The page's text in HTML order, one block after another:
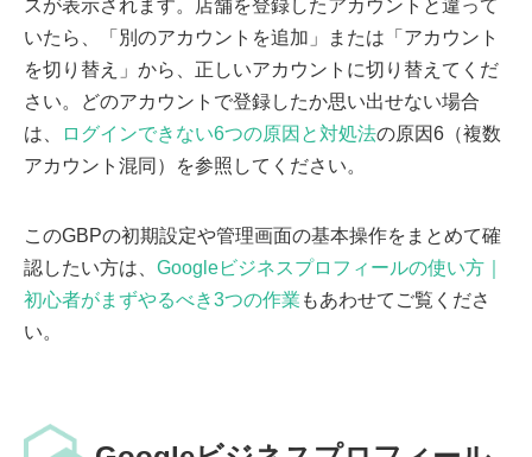
スが表示されます。店舗を登録したアカウントと違って
いたら、「別のアカウントを追加」または「アカウント
を切り替え」から、正しいアカウントに切り替えてくだ
さい。どのアカウントで登録したか思い出せない場合
は、
ログインできない6つの原因と対処法の原因6（複数
アカウント混同）を参照してください。
このGBPの初期設定や管理画面の基本操作をまとめて確
認したい方は、 Googleビジネスプロフィールの使い方｜
初心者がまずやるべき3つの作業 もあわせてご覧くださ
い。